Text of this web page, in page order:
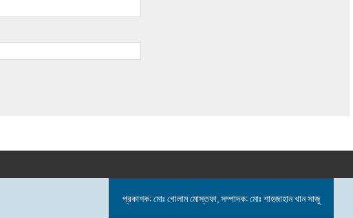
প্রকাশক: মোঃ গোলাম মোস্তফা, সম্পাদক: মোঃ শাহজাহান খান সাজু